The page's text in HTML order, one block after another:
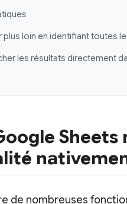
plus loin en identifiant toutes
les résultats directement
de nombreuses